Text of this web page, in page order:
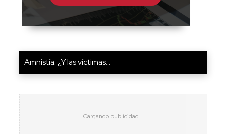
Amnistía: ¿Y las víctimas...